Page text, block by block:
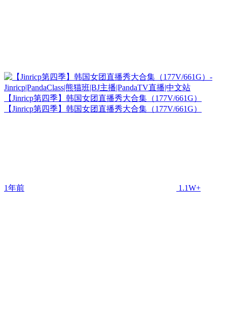
【Jinricp第四季】韩国女团直播秀大合集（177V/661G）
【Jinricp第四季】韩国女团直播秀大合集（177V/661G）
1年前 1.1W+